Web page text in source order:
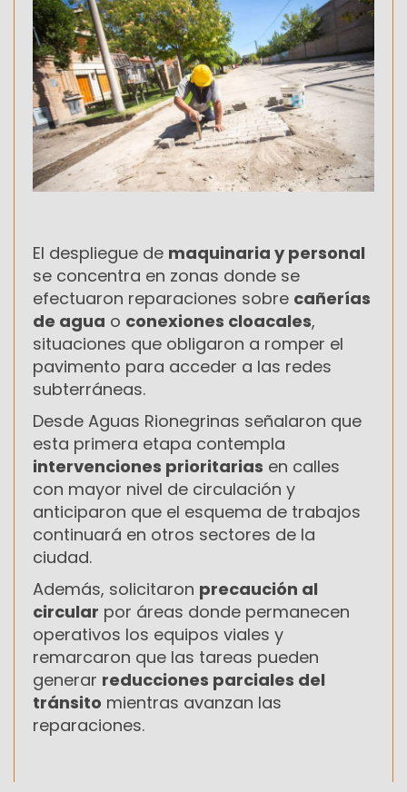
El despliegue de maquinaria y personal
se concentra en zonas donde se
efectuaron reparaciones sobre cañerías
de agua o conexiones cloacales,
situaciones que obligaron a romper el
pavimento para acceder a las redes
subterráneas.
Desde Aguas Rionegrinas señalaron que
esta primera etapa contempla
intervenciones prioritarias en calles
con mayor nivel de circulación y
anticiparon que el esquema de trabajos
continuará en otros sectores de la
ciudad.
Además, solicitaron precaución al
circular por áreas donde permanecen
operativos los equipos viales y
remarcaron que las tareas pueden
generar reducciones parciales del
tránsito mientras avanzan las
reparaciones.